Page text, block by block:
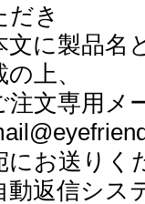
だき
文に製品名
の上、
注文専用
にお送りく
動返信シス